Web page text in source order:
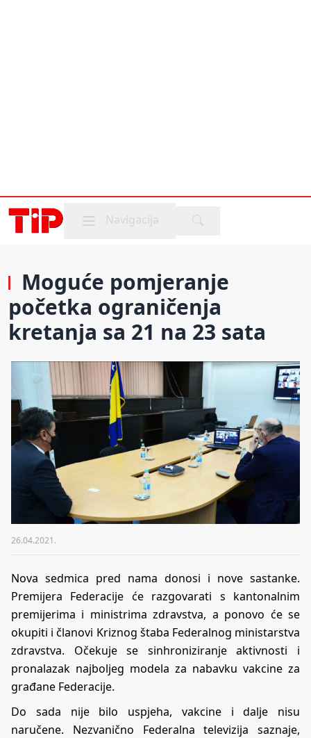
Mobile menu
Navigacija
Moguće pomjeranje
početka ograničenja
kretanja sa 21 na 23 sata
26.04.2021.
Nova sedmica pred nama donosi i nove sastanke.
Premijera Federacije će razgovarati s kantonalnim
premijerima i ministrima zdravstva, a ponovo će se
okupiti i članovi Kriznog štaba Federalnog ministarstva
zdravstva. Očekuje se sinhroniziranje aktivnosti i
pronalazak najboljeg modela za nabavku vakcine za
građane Federacije.
Do sada nije bilo uspjeha, vakcine i dalje nisu
naručene. Nezvanično Federalna televizija saznaje,